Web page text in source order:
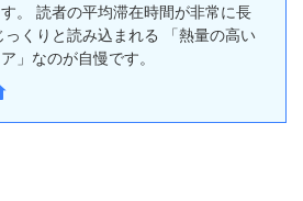
。 読者の平均滞在時間が非常に長
っくりと読み込まれる 「熱量の高い
」なのが自慢です。